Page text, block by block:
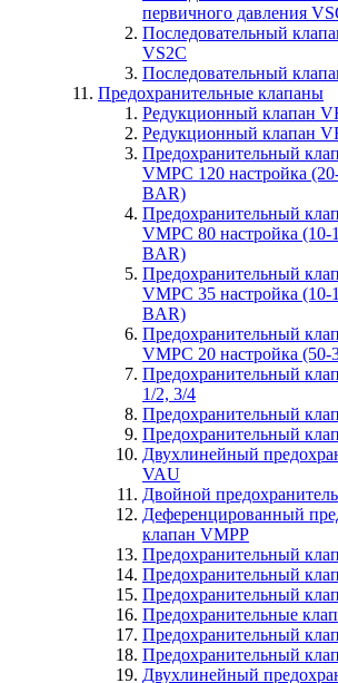
первичного давления
Последовательный
VS2C
Последовательный
Предохранительные клапаны
Редукционный клапан
Редукционный клапан
Предохранительный
VMPC 120 настройка
BAR)
Предохранительный
VMPC 80 настройка
BAR)
Предохранительный
VMPC 35 настройка
BAR)
Предохранительный
VMPC 20 настройка
Предохранительный
1/2, 3/4
Предохранительный
Предохранительный
Двухлинейный
VAU
Двойной
Деференцированный
клапан VMPP
Предохранительный
Предохранительный
Предохранительный
Предохранительные
Предохранительный
Предохранительный
Двухлинейный